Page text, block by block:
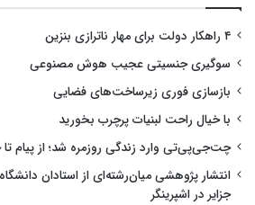
۴ راهکار دولت برای مهار ناترازی بنزین
سوگیری جنسیتی عجیب هوش مصنوعی
بازسازی فوری زیرساخت‌های فضایی
با خیال راحت لبنیات پرچرب بخورید
چت‌جی‌پی‌تی وارد زندگی روزمره شد؛ از پیام تا
انتشار پژوهشی میان‌رشته‌ای از استادان
جزایر در اشپرینگر